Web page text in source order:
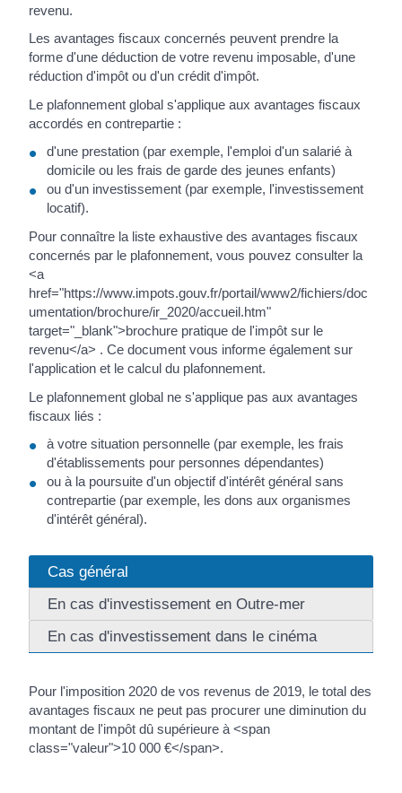
revenu.
Les avantages fiscaux concernés peuvent prendre la
forme d'une déduction de votre revenu imposable, d'une
réduction d'impôt ou d'un crédit d'impôt.
Le plafonnement global s'applique aux avantages fiscaux
accordés en contrepartie :
d'une prestation (par exemple, l'emploi d'un salarié à
domicile ou les frais de garde des jeunes enfants)
ou d'un investissement (par exemple, l'investissement
locatif).
Pour connaître la liste exhaustive des avantages fiscaux
concernés par le plafonnement, vous pouvez consulter la
<a
href="https://www.impots.gouv.fr/portail/www2/fichiers/doc
umentation/brochure/ir_2020/accueil.htm"
target="_blank">brochure pratique de l'impôt sur le
revenu</a> . Ce document vous informe également sur
l'application et le calcul du plafonnement.
Le plafonnement global ne s'applique pas aux avantages
fiscaux liés :
à votre situation personnelle (par exemple, les frais
d'établissements pour personnes dépendantes)
ou à la poursuite d'un objectif d'intérêt général sans
contrepartie (par exemple, les dons aux organismes
d'intérêt général).
Cas général
En cas d'investissement en Outre-mer
En cas d'investissement dans le cinéma
Pour l'imposition 2020 de vos revenus de 2019, le total des
avantages fiscaux ne peut pas procurer une diminution du
montant de l'impôt dû supérieure à <span
class="valeur">10 000 €</span>.